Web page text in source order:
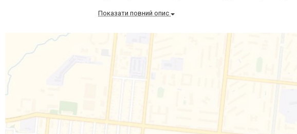
Показати повний опис